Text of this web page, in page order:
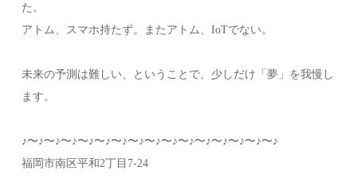
た。
アトム、スマホ持たず。またアトム、IoTでない。
未来の予測は難しい、ということで、少しだけ「夢」を我慢し
ます。
♪〜♪〜♪〜♪〜♪〜♪〜♪〜♪〜♪〜♪〜♪〜♪〜♪〜♪〜♪〜♪
福岡市南区平和2丁目7-24